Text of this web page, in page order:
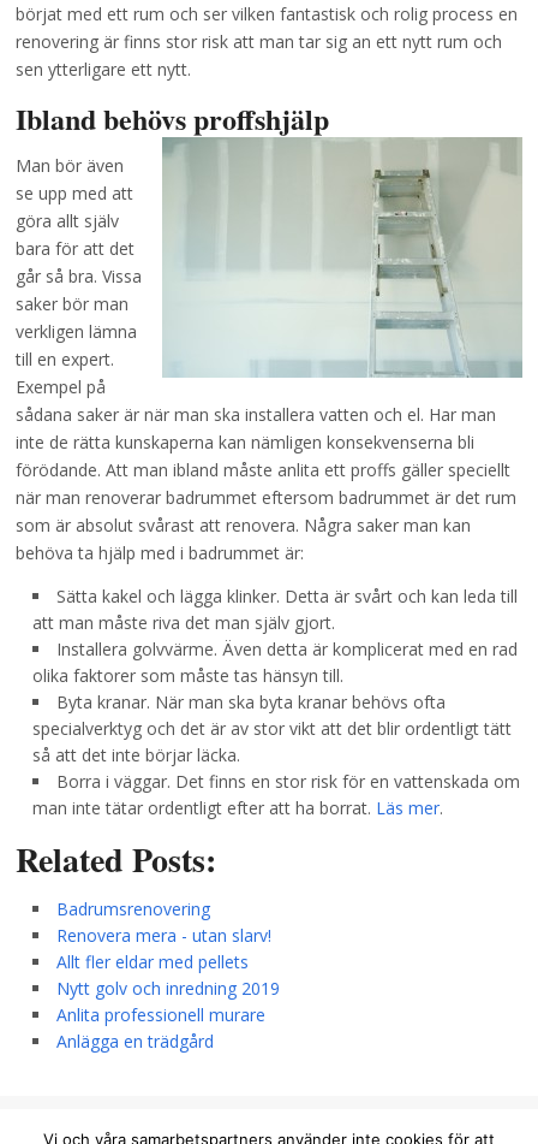
börjat med ett rum och ser vilken fantastisk och rolig process en
renovering är finns stor risk att man tar sig an ett nytt rum och
sen ytterligare ett nytt.
Ibland behövs proffshjälp
Man bör även
se upp med att
göra allt själv
bara för att det
går så bra. Vissa
saker bör man
verkligen lämna
till en expert.
Exempel på
sådana saker är när man ska installera vatten och el. Har man
inte de rätta kunskaperna kan nämligen konsekvenserna bli
förödande. Att man ibland måste anlita ett proffs gäller speciellt
när man renoverar badrummet eftersom badrummet är det rum
som är absolut svårast att renovera. Några saker man kan
behöva ta hjälp med i badrummet är:
Sätta kakel och lägga klinker. Detta är svårt och kan leda till
att man måste riva det man själv gjort.
Installera golvvärme. Även detta är komplicerat med en rad
olika faktorer som måste tas hänsyn till.
Byta kranar. När man ska byta kranar behövs ofta
specialverktyg och det är av stor vikt att det blir ordentligt tätt
så att det inte börjar läcka.
Borra i väggar. Det finns en stor risk för en vattenskada om
man inte tätar ordentligt efter att ha borrat. Läs mer.
Related Posts:
Badrumsrenovering
Renovera mera - utan slarv!
Allt fler eldar med pellets
Nytt golv och inredning 2019
Anlita professionell murare
Anlägga en trädgård
info@homepoint.se
Vi och våra samarbetspartners använder inte cookies för att